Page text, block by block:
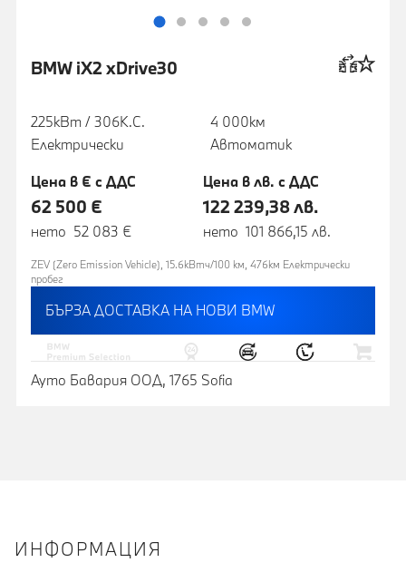
BMW iX2 xDrive30
225кВт / 306К.С.
Електрически
4 000км
Автоматик
Цена в € с ДДС
62 500 €
нето 52 083 €
Цена в лв. с ДДС
122 239,38 лв.
нето 101 866,15 лв.
ZEV (Zero Emission Vehicle), 15.6кВтч/100 км, 476км Eлектрически
пробег
БЪРЗА ДОСТАВКА НА НОВИ BMW
Ауто Бавария ООД, 1765 Sofia
ИНФОРМАЦИЯ